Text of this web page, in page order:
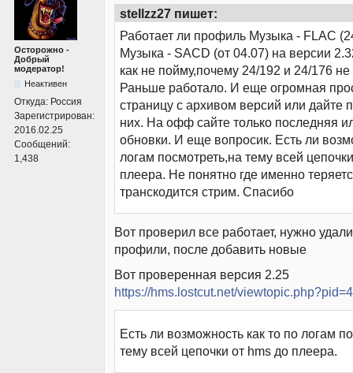
Осторожно -
Добрый
модератор!
Неактивен
Откуда: Россия
Зарегистрирован:
2016.02.25
Сообщений:
1,438
stellzz27 пишет:
Работает ли профиль Музыка - FLAC
Музыка - SACD (от 04.07) на версии
как не пойму,почему 24/192 и 24/176 не
Раньше работало. И еще огромная
страницу с архивом версий или дайте
них. На офф сайте только последняя
обновки. И еще вопросик. Есть ли
логам посмотреть,на тему всей
плеера. Не понятно где именно
транскодится стрим. Спасибо
Вот проверил все работает, нужно
профили, после добавить новые
Вот проверенная версия 2.25
https://hms.lostcut.net/
Есть ли возможность как то по логам
тему всей цепочки от hms до плеера.